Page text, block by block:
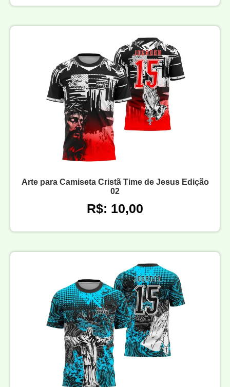
Arte para Camiseta Cristã Time de Jesus Edição
02
R$: 10,00